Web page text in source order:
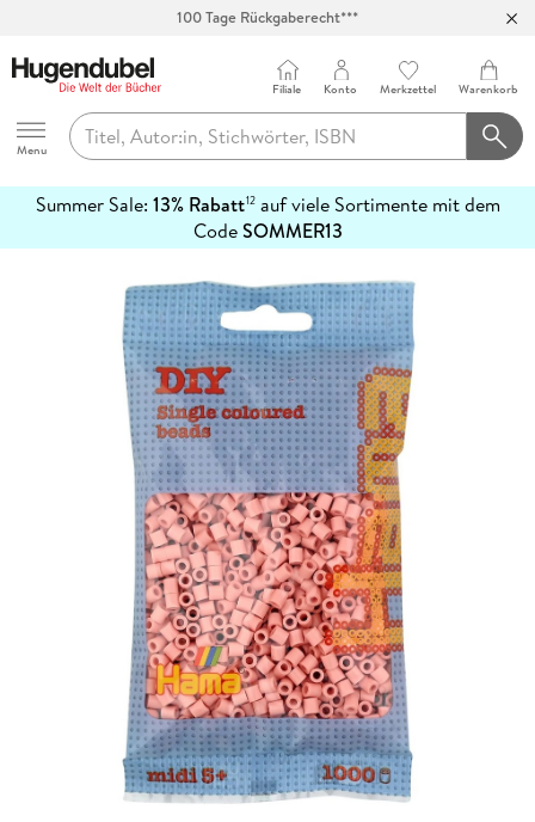
100 Tage Rückgaberecht***
Hugendubel
Menu
Filiale Konto Merkzettel Warenkorb
Summer Sale: 13% Rabatt12auf viele Sortimente mit dem
CodeSOMMER13
erfahren